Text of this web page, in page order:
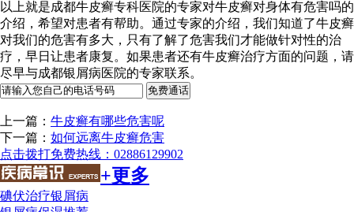
以上就是成都牛皮癣专科医院的专家对牛皮癣对身体有危害吗的
介绍，希望对患者有帮助。通过专家的介绍，我们知道了牛皮癣
对我们的危害有多大，只有了解了危害我们才能做针对性的治
疗，早日让患者康复。如果患者还有牛皮癣治疗方面的问题，请
尽早与成都银屑病医院的专家联系。
上一篇： 牛皮癣有哪些危害呢
下一篇： 如何远离牛皮癣危害
点击拨打免费热线：02886129902
+更多
碘伏治疗银屑病